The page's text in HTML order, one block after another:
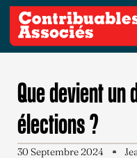
Que devient un
élections ?
30 Septembre 2024